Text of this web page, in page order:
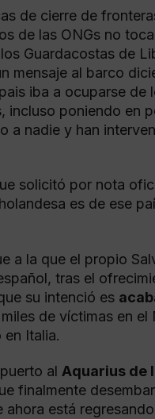
de cierre de
de las ONGs no
Guardacostas de
mensaje al barco
iba a ocuparse
poniendo en
a nadie y han
solicitó por nota
es de ese
a la que el propio
tras el
su intenció es
de víctimas en
Italia.
al Aquarius de
finalmente
ahora está